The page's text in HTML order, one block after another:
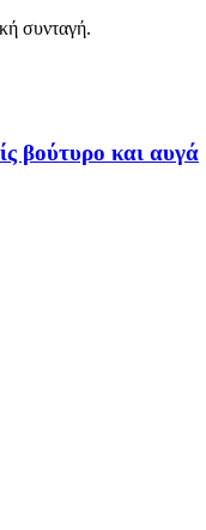
συνταγή.
βούτυρο και αυγά